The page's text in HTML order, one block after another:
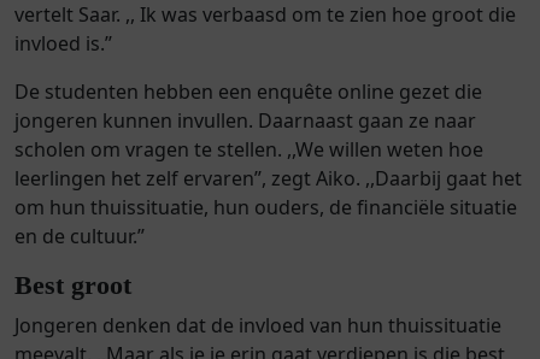
vertelt Saar. ,, Ik was verbaasd om te zien hoe groot die
invloed is.’’
De studenten hebben een enquête online gezet die
jongeren kunnen invullen. Daarnaast gaan ze naar
scholen om vragen te stellen. ,,We willen weten hoe
leerlingen het zelf ervaren’’, zegt Aiko. ,,Daarbij gaat het
om hun thuissituatie, hun ouders, de financiële situatie
en de cultuur.’’
Best groot
Jongeren denken dat de invloed van hun thuissituatie